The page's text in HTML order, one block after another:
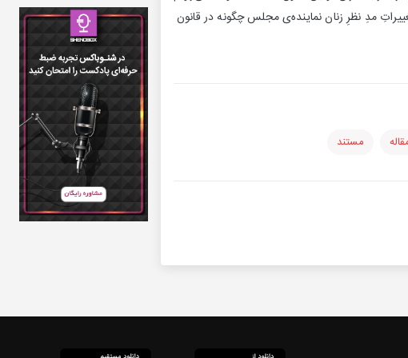
مدِ نظرِ زنان نماینده‌ی مجلس چگونه در قانون
مستند